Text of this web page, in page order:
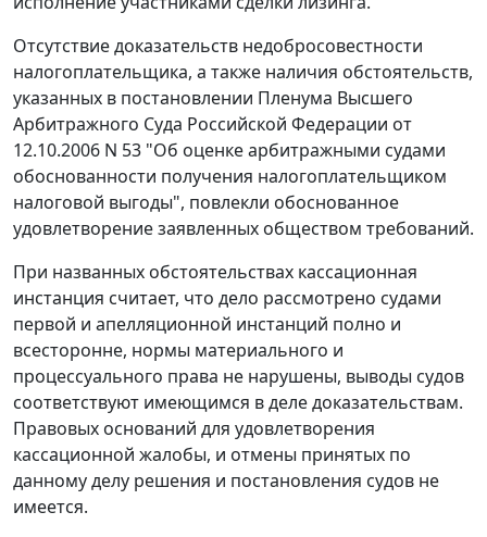
Отсутствие доказательств недобросовестности
налогоплательщика, а также наличия обстоятельств,
указанных в постановлении Пленума Высшего
Арбитражного Суда Российской Федерации от
12.10.2006 N 53 "Об оценке арбитражными судами
обоснованности получения налогоплательщиком
налоговой выгоды", повлекли обоснованное
удовлетворение заявленных обществом требований.
При названных обстоятельствах кассационная
инстанция считает, что дело рассмотрено судами
первой и апелляционной инстанций полно и
всесторонне, нормы материального и
процессуального права не нарушены, выводы судов
соответствуют имеющимся в деле доказательствам.
Правовых оснований для удовлетворения
кассационной жалобы, и отмены принятых по
данному делу решения и постановления судов не
имеется.